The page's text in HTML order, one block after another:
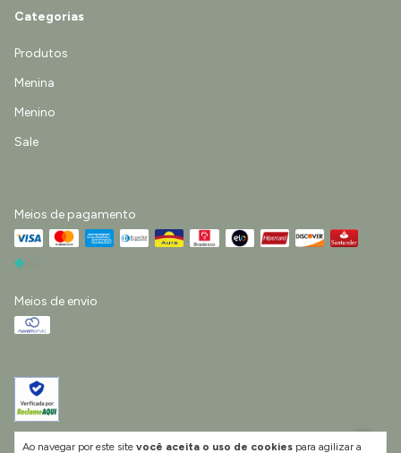
Ao navegar por este site você aceita o uso de cookies para agilizar a
Categorias
Produtos
Menina
Menino
Sale
Meios de pagamento
Meios de envio